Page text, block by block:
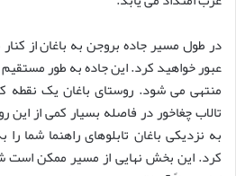
در طول مسیر جاده بروجن به باغان از
عبور خواهید کرد. این جاده به طور
منتهی می شود. روستای باغان یک نقطه
تالاب چغاخور در فاصله بسیار کمی از
به نزدیکی باغان تابلوهای راهنما شما
کرد. این بخش نهایی از مسیر ممکن است